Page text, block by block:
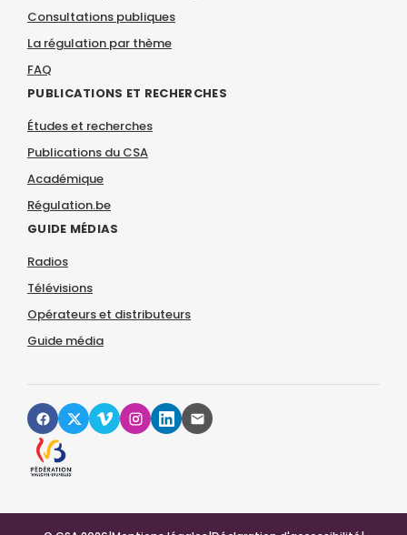
Consultations publiques
La régulation par thème
FAQ
PUBLICATIONS ET RECHERCHES
Études et recherches
Publications du CSA
Académique
Régulation.be
GUIDE MÉDIAS
Radios
Télévisions
Opérateurs et distributeurs
Guide média